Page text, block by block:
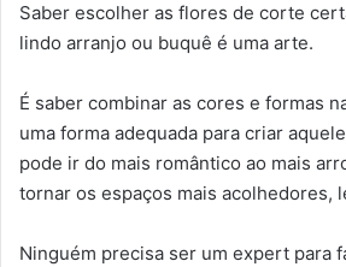
Saber escolher as flores de corte
lindo arranjo ou buquê é uma arte.
É saber combinar as cores e formas
uma forma adequada para criar
pode ir do mais romântico ao mais
tornar os espaços mais acolhedores,
Ninguém precisa ser um expert para